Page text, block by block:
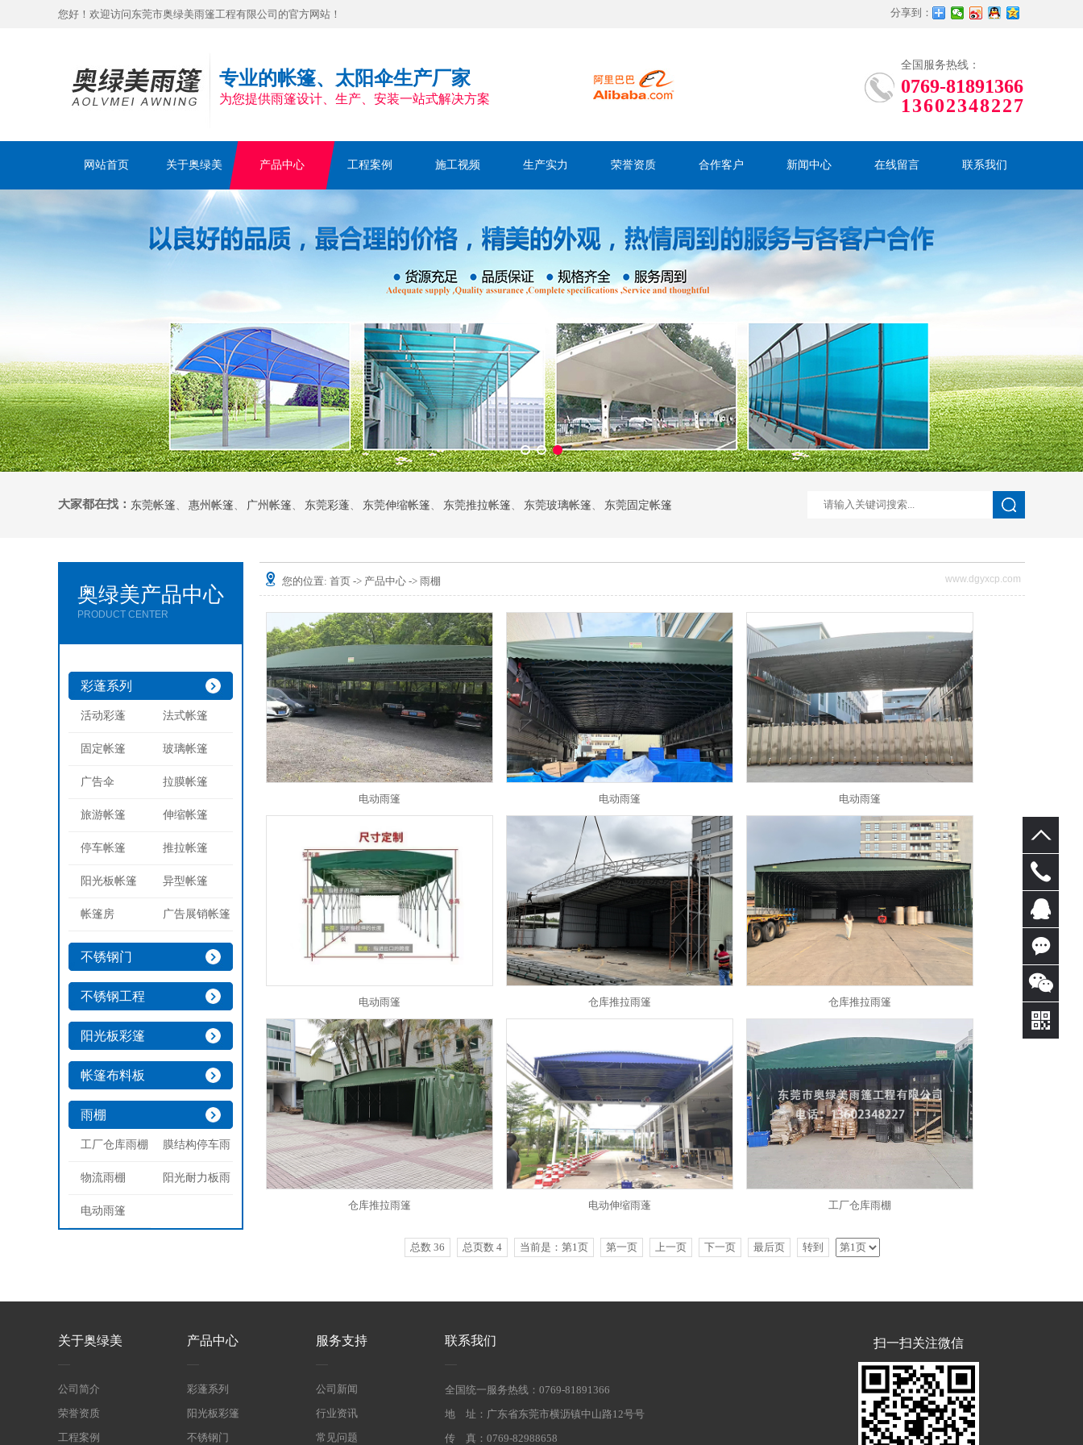
您好！欢迎访问东莞市奥绿美雨篷工程有限公司的官方网站！ 分享到：
专业的帐篷、太阳伞生产厂家
为您提供雨篷设计、生产、安装一站式解决方案
全国服务热线：
0769-81891366
13602348227
网站首页 关于奥绿美 产品中心 工程案例 施工视频 生产实力 荣誉资质 合作客户 新闻中心 在线留言 联系我们
大家都在找： 东莞帐篷、 惠州帐篷、 广州帐篷、 东莞彩蓬、 东莞伸缩帐篷、 东莞推拉帐篷、 东莞玻璃帐篷、 东莞固定帐篷
奥绿美产品中心
PRODUCT CENTER
彩蓬系列
活动彩蓬 法式帐篷
固定帐篷 玻璃帐篷
广告伞 拉膜帐篷
旅游帐篷 伸缩帐篷
停车帐篷 推拉帐篷
阳光板帐篷 异型帐篷
帐篷房 广告展销帐篷
不锈钢门
不锈钢工程
阳光板彩篷
帐篷布料板
雨棚
工厂仓库雨棚 膜结构停车雨
物流雨棚 阳光耐力板雨
电动雨篷
您的位置: 首页 -> 产品中心 -> 雨棚 www.dgyxcp.com
电动雨篷 电动雨篷 电动雨篷
电动雨篷 仓库推拉雨篷 仓库推拉雨篷
仓库推拉雨篷 电动伸缩雨蓬 工厂仓库雨棚
总数 36 总页数 4 当前是：第1页 第一页 上一页 下一页 最后页 转到
关于奥绿美
公司简介
荣誉资质
工程案例
产品中心
彩蓬系列
阳光板彩篷
不锈钢门
服务支持
公司新闻
行业资讯
常见问题
联系我们
全国统一服务热线：0769-81891366
地 址：广东省东莞市横沥镇中山路12号号
传 真：0769-82988658
扫一扫关注微信
0769-
81891
366
QQ客
服
在线
咨询